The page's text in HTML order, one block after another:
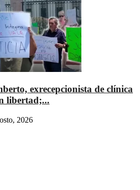
exrecepcionista de clínica
libertad;...
2026